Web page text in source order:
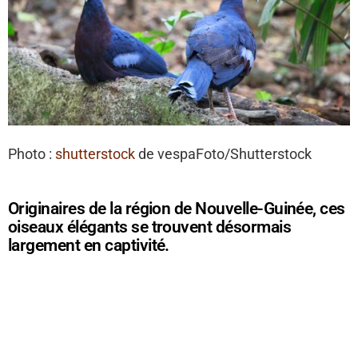
Photo : shutterstockde vespaFoto/Shutterstock
Originaires de la région de Nouvelle-Guinée, ces
oiseaux élégants se trouvent désormais
largement en captivité.